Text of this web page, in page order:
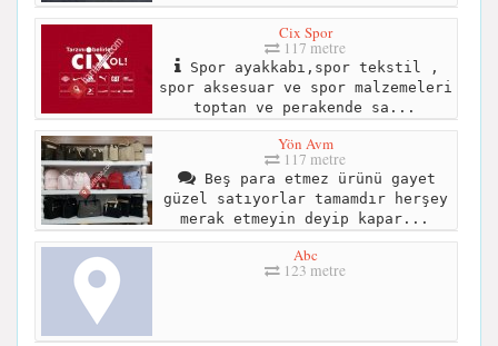
Cix Spor
117 metre
Spor ayakkabı,spor tekstil ,
spor aksesuar ve spor malzemeleri
toptan ve perakende sa...
Yön Avm
117 metre
Beş para etmez ürünü gayet
güzel satıyorlar tamamdır herşey
merak etmeyin deyip kapar...
Abc
123 metre